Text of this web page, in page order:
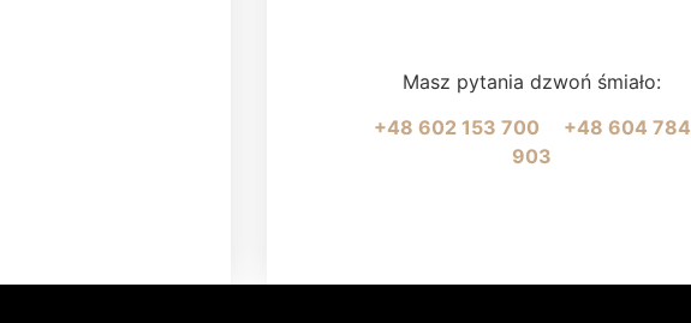
Masz pytania dzwoń śmiało:
+48 602 153 700
+48 604 784
903